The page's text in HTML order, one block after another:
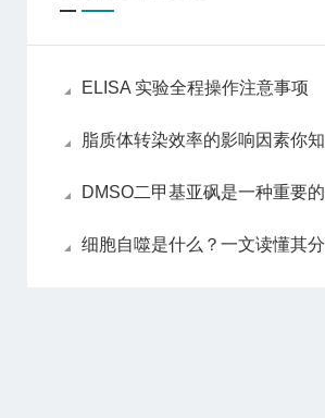
ELISA 实验全程操作注意事项
脂质体转染效率的影响因素你知道吗？
DMSO二甲基亚砜是一种重要的渗透性细胞保护剂
细胞自噬是什么？一文读懂其分类、机制与功能